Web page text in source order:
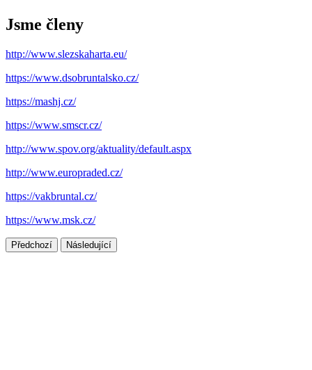
Jsme členy
http://www.slezskaharta.eu/
https://www.dsobruntalsko.cz/
https://mashj.cz/
https://www.smscr.cz/
http://www.spov.org/aktuality/default.aspx
http://www.europraded.cz/
https://vakbruntal.cz/
https://www.msk.cz/
Předchozí Následující